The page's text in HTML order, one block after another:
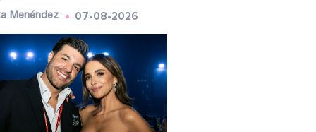
Menéndez 07-08-2026